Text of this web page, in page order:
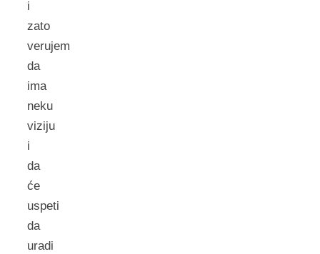
i
zato
verujem
da
ima
neku
viziju
i
da
će
uspeti
da
uradi